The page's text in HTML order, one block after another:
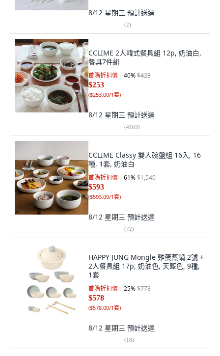
8/12 星期三 預計送達
(2)
CCLIME 2人韓式餐具組 12p, 奶油白,
餐具7件組
首購折扣價 40%$423
$253
($253.00/1套)
8/12 星期三 預計送達
(4163)
CCLIME Classy 雙人碗盤組 16入, 16
種, 1套, 奶油白
首購折扣價 61%$1,540
$593
($593.00/1套)
8/12 星期三 預計送達
(72)
HAPPY JUNG Mongle 雞蛋蒸鍋 2號 +
2人餐具組 17p, 奶油色, 天藍色, 9種,
1套
首購折扣價 25%$778
$578
($578.00/1套)
8/12 星期三 預計送達
(18)